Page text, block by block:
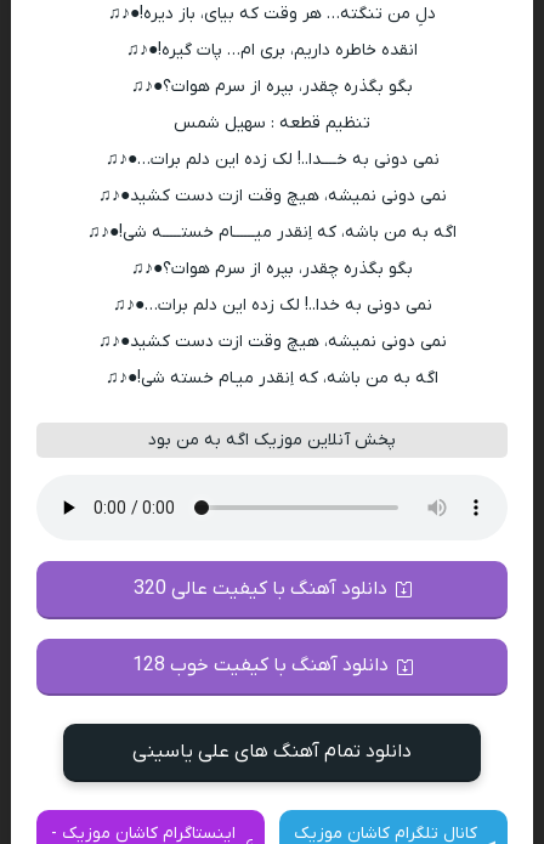
دلِ من تنگته… هر وقت که بیای، باز دیره!●♪♫
انقده خاطره داریم، بری ام… پات گیره!●♪♫
بگو بگذره چقدر، بپره از سرم هوات؟●♪♫
تنظیم قطعه : سهیل شمس
نمی دونی به خــــدا..! لک زده این دلم برات…●♪♫
نمی دونی نمیشه، هیچ وقت ازت دست کشید●♪♫
اگه به من باشه، که اِنقدر میــــــام خستـــــه شی!●♪♫
بگو بگذره چقدر، بپره از سرم هوات؟●♪♫
نمی دونی به خدا..! لک زده این دلم برات…●♪♫
نمی دونی نمیشه، هیچ وقت ازت دست کشید●♪♫
اگه به من باشه، که اِنقدر میـام خسته شی!●♪♫
پخش آنلاین موزیک اگه به من بود
دانلود آهنگ با کیفیت عالی 320
دانلود آهنگ با کیفیت خوب 128
دانلود تمام آهنگ های علی یاسینی
کانال تلگرام کاشان موزیک اینستاگرام کاشان موزیک -